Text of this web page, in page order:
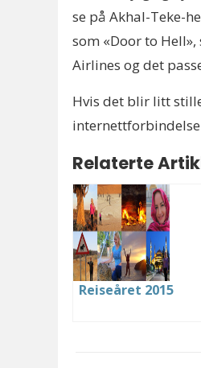
se på Akhal-Teke-
som «Door to
Airlines og det
Hvis det blir litt
Relaterte
Reiseåret 2015